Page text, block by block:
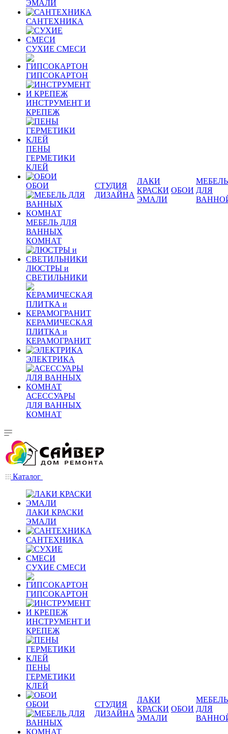
ЭМАЛИ
САНТЕХНИКА
СУХИЕ СМЕСИ
ГИПСОКАРТОН
ИНСТРУМЕНТ И
КРЕПЕЖ
ПЕНЫ
ГЕРМЕТИКИ
КЛЕЙ
ОБОИ
МЕБЕЛЬ ДЛЯ
ВАННЫХ
КОМНАТ
ЛЮСТРЫ и
СВЕТИЛЬНИКИ
КЕРАМИЧЕСКАЯ
ПЛИТКА и
КЕРАМОГРАНИТ
ЭЛЕКТРИКА
АСЕССУАРЫ
ДЛЯ ВАННЫХ
КОМНАТ
СТУДИЯ
ДИЗАЙНА
ЛАКИ
КРАСКИ
ЭМАЛИ
ОБОИ
МЕБЕЛЬ
ДЛЯ
Каталог
ЛАКИ КРАСКИ
ЭМАЛИ
САНТЕХНИКА
СУХИЕ СМЕСИ
ГИПСОКАРТОН
ИНСТРУМЕНТ И
КРЕПЕЖ
ПЕНЫ
ГЕРМЕТИКИ
КЛЕЙ
ОБОИ
СТУДИЯ
ДИЗАЙНА
ЛАКИ
КРАСКИ
ЭМАЛИ
ОБОИ
МЕБЕЛЬ
ДЛЯ